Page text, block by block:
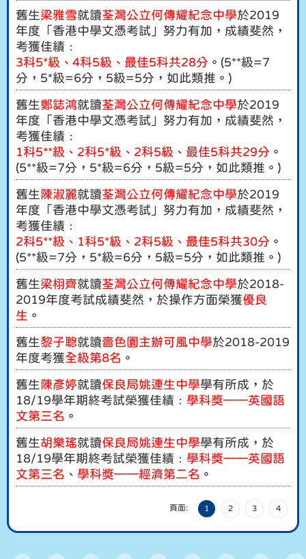
舊生梁雅雪就讀荃灣公立何傳耀紀念中學於2019
年度「香港中學文憑考試」努力有加，成績斐然，
考獲佳績﹕
3科5*級、4科5級、最佳5科共28分 。(5**級=7
分，5*級=6分，5級=5分，如此類推。)
舊生鄭誌鴻就讀荃灣公立何傳耀紀念中學於2019
年度「香港中學文憑考試」努力有加，成績斐然，
考獲佳績﹕
1科5**級、2科5*級、2科5級、最佳5科共29分 。
(5**級=7分，5*級=6分，5級=5分，如此類推。)
舊生 陳淑麗就讀荃灣公立何傳耀紀念中學於2019
年度「香港中學文憑考試」努力有加，成績斐然，
考獲佳績﹕
2科5**級、1科5*級、2科5級、最佳5科共30分 。
(5**級=7分，5*級=6分，5級=5分，如此類推。)
舊生梁栩 齊就讀荃灣公立何傳耀紀念中學於2018-
2019年度考試成績斐然，於操作方面榮獲優良
生 。
舊生黎子聰就讀嗇色園主辦可風中學於2018-2019
年度考獲全級第8名 。
舊生 陳彥婷就讀保良局姚連生中學學有所成，於
18/19學年期終考試榮獲佳績﹕ 學科獎——英國語
文第三名 。
舊生胡樂瑤就讀保良局姚連生中學學有所成，於
18/19學年期終考試榮獲佳績﹕ 學科獎——英國語
文第三名 、 學科獎——經濟第二名 。
頁面: 1 2 3 4